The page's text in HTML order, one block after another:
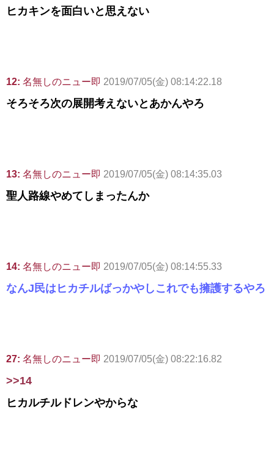
ヒカキンを面白いと思えない
12: 名無しのニュー即 2019/07/05(金) 08:14:22.18
そろそろ次の展開考えないとあかんやろ
13: 名無しのニュー即 2019/07/05(金) 08:14:35.03
聖人路線やめてしまったんか
14: 名無しのニュー即 2019/07/05(金) 08:14:55.33
なんJ民はヒカチルばっかやしこれでも擁護するやろ
27: 名無しのニュー即 2019/07/05(金) 08:22:16.82
>>14
ヒカルチルドレンやからな